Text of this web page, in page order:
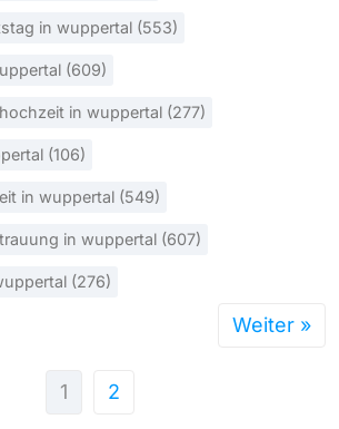
in wuppertal (553)
(609)
in wuppertal (277)
(106)
in wuppertal (549)
in wuppertal (607)
(276)
1 2
Weiter »